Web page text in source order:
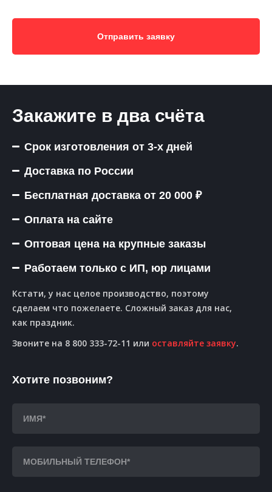
Отправить заявку
Закажите в два счёта
Срок изготовления от 3-х дней
Доставка по России
Бесплатная доставка от 20 000 ₽
Оплата на сайте
Оптовая цена на крупные заказы
Работаем только с ИП, юр лицами
Кстати, у нас целое производство, поэтому
сделаем что пожелаете. Сложный заказ для нас,
как праздник.
Звоните на 8 800 333-72-11 или оставляйте заявку.
Хотите позвоним?